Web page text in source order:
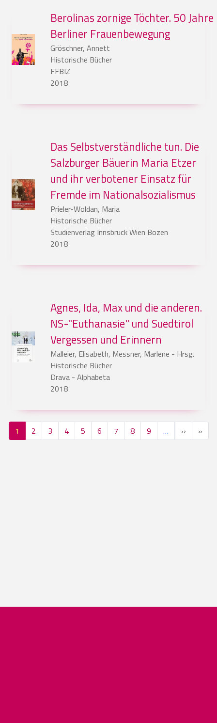
Berolinas zornige Töchter. 50 Jahre
Berliner Frauenbewegung
Gröschner, Annett
Historische Bücher
FFBIZ
2018
Das Selbstverständliche tun. Die
Salzburger Bäuerin Maria Etzer
und ihr verbotener Einsatz für
Fremde im Nationalsozialismus
Prieler-Woldan, Maria
Historische Bücher
Studienverlag Innsbruck Wien Bozen
2018
Agnes, Ida, Max und die anderen.
NS-"Euthanasie" und Suedtirol
Vergessen und Erinnern
Malleier, Elisabeth, Messner, Marlene - Hrsg.
Historische Bücher
Drava - Alphabeta
2018
Seitennummerierung
1 2 3 4 5 6 7 8 9 … ››Nächste
»